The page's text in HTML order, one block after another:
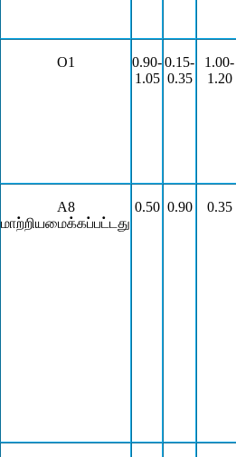
O1
0.90-
1.05
0.15-
0.35
1.00-
1.20
A8
மாற்றியமைக்கப்பட்டது
0.50 0.90 0.35